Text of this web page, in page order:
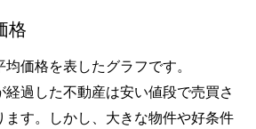
格
価格を表したグラフです。
過した不動産は安い値段で売買さ
す。しかし、大きな物件や好条件